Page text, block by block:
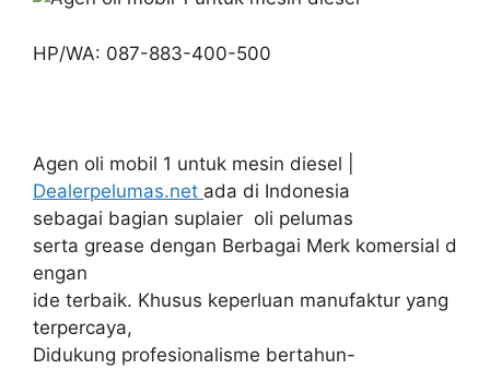
HP/WA: 087-883-400-500
Agen oli mobil 1 untuk mesin diesel |
Dealerpelumas.net ada di Indonesia
sebagai bagian suplaier oli pelumas
serta grease dengan Berbagai Merk komersial d
engan
ide terbaik. Khusus keperluan manufaktur yang
terpercaya,
Didukung profesionalisme bertahun-